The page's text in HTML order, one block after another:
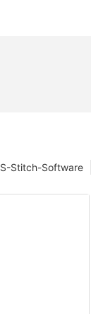
S-Stitch-Software